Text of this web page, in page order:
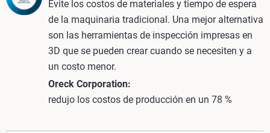
Evite los costos de materiales y tiempo de espera
de la maquinaria tradicional. Una mejor alternativa
son las herramientas de inspección impresas en
3D que se pueden crear cuando se necesiten y a
un costo menor.
Oreck Corporation:
redujo los costos de producción en un 78 %